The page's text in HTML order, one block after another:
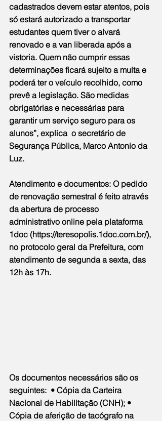
cadastrados devem estar atentos, pois
só estará autorizado a transportar
estudantes quem tiver o alvará
renovado e a van liberada após a
vistoria. Quem não cumprir essas
determinações ficará sujeito a multa e
poderá ter o veículo recolhido, como
prevê a legislação. São medidas
obrigatórias e necessárias para
garantir um serviço seguro para os
alunos”, explica  o secretário de
Segurança Pública, Marco Antonio da
Luz.
Atendimento e documentos: O pedido
de renovação semestral é feito através
da abertura de processo
administrativo online pela plataforma
1doc (https://teresopolis.1doc.com.br/),
no protocolo geral da Prefeitura, com
atendimento de segunda a sexta, das
12h às 17h.
Os documentos necessários são os
seguintes:  • Cópia da Carteira
Nacional de Habilitação (CNH); •
Cópia de aferição de tacógrafo na